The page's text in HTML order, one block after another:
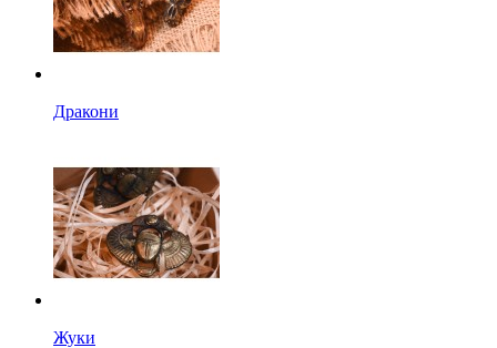
Дракони
Жуки